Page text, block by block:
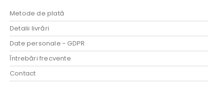
Metode de plată
Detalii livrări
Date personale - GDPR
Întrebări frecvente
Contact